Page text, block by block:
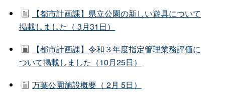
【都市計画課】県立公園の新しい遊具について
掲載しました（ 3月31日）
【都市計画課】令和３年度指定管理業務評価に
ついて掲載しました（10月25日）
万葉公園施設概要（ 2月 5日）